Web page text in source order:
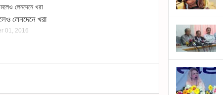
লেনদেনে খরা
01, 2016